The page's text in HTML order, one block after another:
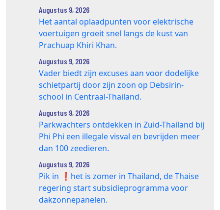
Augustus 9, 2026
Het aantal oplaadpunten voor elektrische
voertuigen groeit snel langs de kust van
Prachuap Khiri Khan.
Augustus 9, 2026
Vader biedt zijn excuses aan voor dodelijke
schietpartij door zijn zoon op Debsirin-
school in Centraal-Thailand.
Augustus 9, 2026
Parkwachters ontdekken in Zuid-Thailand bij
Phi Phi een illegale visval en bevrijden meer
dan 100 zeedieren.
Augustus 9, 2026
Pik in ❗️het is zomer in Thailand, de Thaise
regering start subsidieprogramma voor
dakzonnepanelen.